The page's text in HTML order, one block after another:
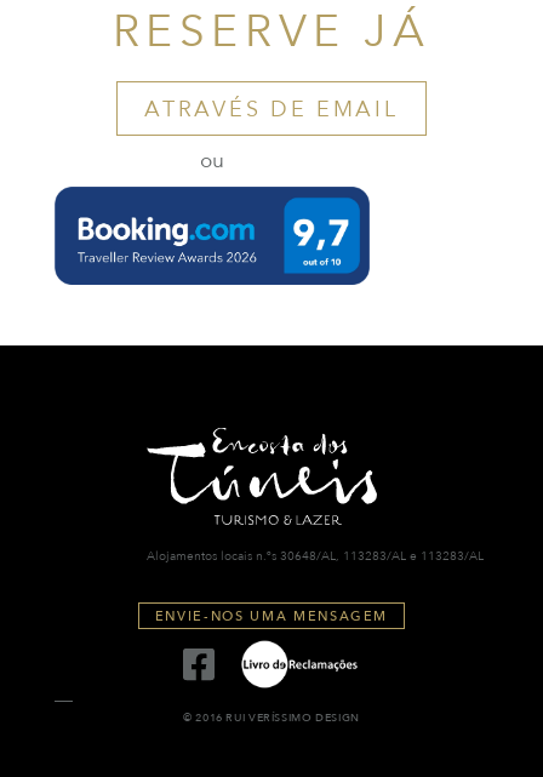
RESERVE JÁ
ATRAVÉS DE EMAIL
ou
Alojamentos locais n.ºs 30648/AL, 113283/AL e 113283/AL
ENVIE-NOS UMA MENSAGEM
© 2016 RUI VERÍSSIMO DESIGN